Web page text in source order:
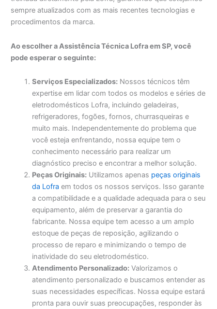
sempre atualizados com as mais recentes tecnologias e
procedimentos da marca.
Ao escolher a Assistência Técnica Lofra em SP, você
pode esperar o seguinte:
Serviços Especializados: Nossos técnicos têm
expertise em lidar com todos os modelos e séries de
eletrodomésticos Lofra, incluindo geladeiras,
refrigeradores, fogões, fornos, churrasqueiras e
muito mais. Independentemente do problema que
você esteja enfrentando, nossa equipe tem o
conhecimento necessário para realizar um
diagnóstico preciso e encontrar a melhor solução.
Peças Originais: Utilizamos apenas peças originais
da Lofra em todos os nossos serviços. Isso garante
a compatibilidade e a qualidade adequada para o seu
equipamento, além de preservar a garantia do
fabricante. Nossa equipe tem acesso a um amplo
estoque de peças de reposição, agilizando o
processo de reparo e minimizando o tempo de
inatividade do seu eletrodoméstico.
Atendimento Personalizado: Valorizamos o
atendimento personalizado e buscamos entender as
suas necessidades específicas. Nossa equipe estará
pronta para ouvir suas preocupações, responder às